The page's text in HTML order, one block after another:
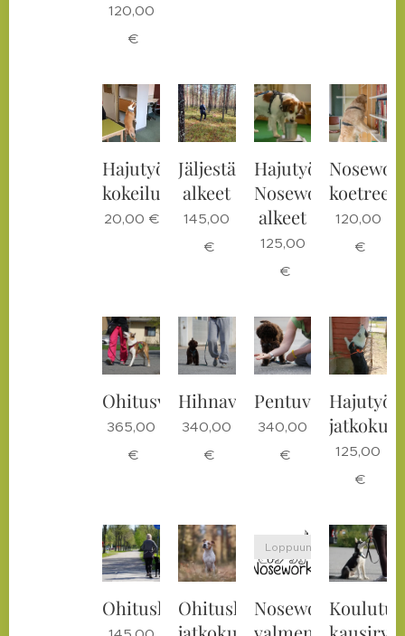
120,00
€
Hajutyöskentely/nosework
kokeilukerta
20,00 €
Jäljestämisen
alkeet
145,00
€
Hajutyöskentelyn/
Noseworkin
alkeet
125,00
€
120,00
€
Ohitusvalmennus
365,00
€
Hihnavalmennus
340,00
€
Pentuvalmennus
340,00
€
125,00
€
OhituskurssiOhituskurssinNosework
Loppuunmyyty